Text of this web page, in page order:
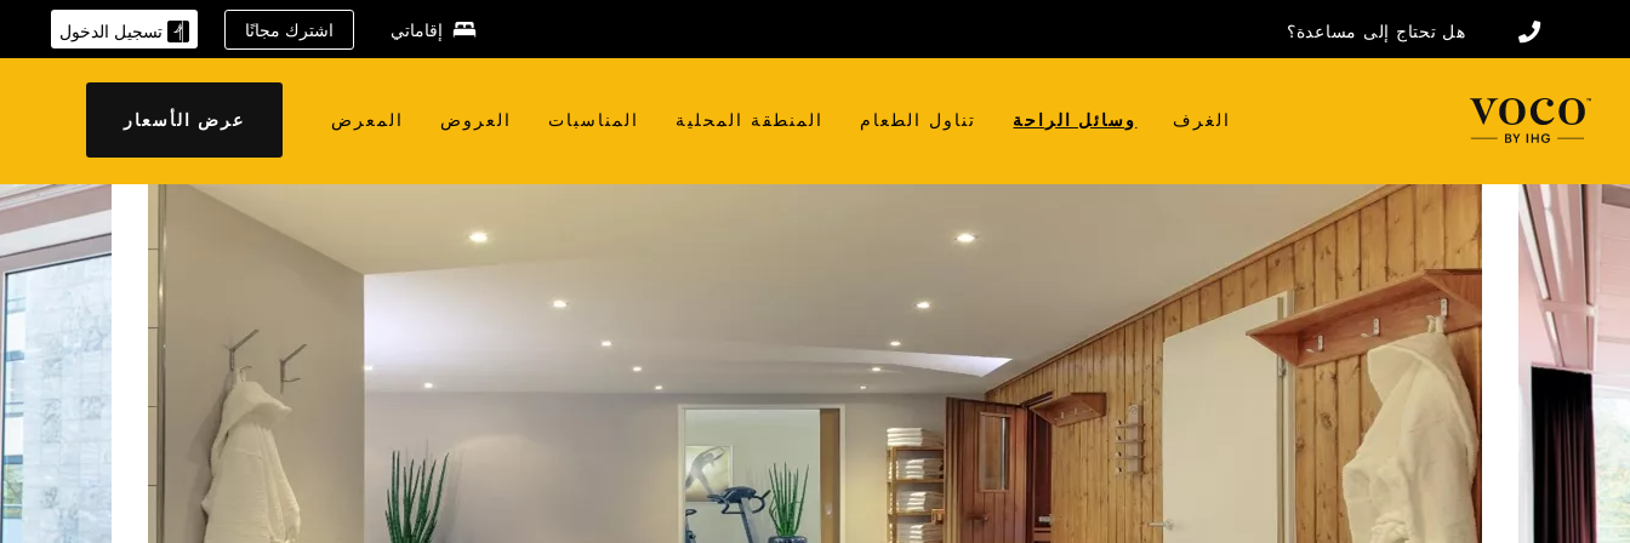
هل تحتاج إلى مساعدة؟ إقاماتي اشترك مجانًا تسجيل الدخول
الغرف وسائل الراحة تناول الطعام المنطقة المحلية المناسبات العروض المعرض عرض الأسعار